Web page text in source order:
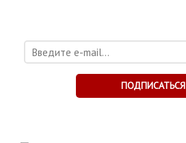
ПОДПИСАТЬСЯ